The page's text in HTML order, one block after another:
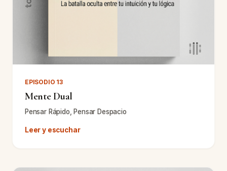
EPISODIO 13
Mente Dual
Pensar Rápido, Pensar Despacio
Leer y escuchar